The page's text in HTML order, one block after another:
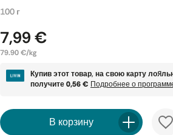
100 г
7,99 €
79.90 €/kg
Купив этот товар, на свою карту
получите0,56 € Подробнее о
В корзину